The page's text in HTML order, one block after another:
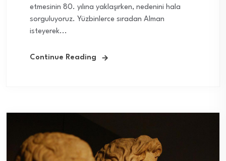
etmesinin 80. yılına yaklaşırken, nedenini hala
sorguluyoruz. Yüzbinlerce sıradan Alman
isteyerek...
Continue Reading